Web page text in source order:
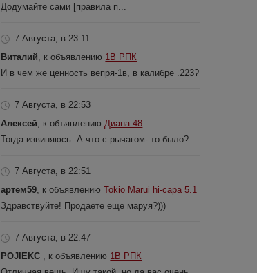
Додумайте сами [правила п...
7 Августа, в 23:11
Виталий , к объявлению 1В РПК
И в чем же ценность вепря-1в, в калибре .223?
7 Августа, в 22:53
Алексей , к объявлению Диана 48
Тогда извиняюсь. А что с рычагом- то было?
7 Августа, в 22:51
артем59 , к объявлениюTokio Marui hi-capa 5.1
Здравствуйте! Продаете еще маруя?)))
7 Августа, в 22:47
POJIEKC
, к объявлению 1В РПК